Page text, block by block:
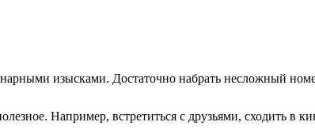
изысками. Достаточно набрать несложный
Например, встретиться с друзьями, сходить в